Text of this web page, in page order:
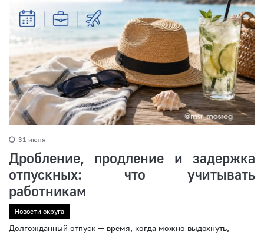
31 июля
Дробление, продление и задержка
отпускных: что учитывать
работникам
Новости округа
Долгожданный отпуск — время, когда можно выдохнуть,